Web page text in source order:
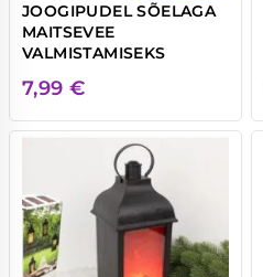
JOOGIPUDEL SÕELAGA
MAITSEVEE
VALMISTAMISEKS
7,99 €